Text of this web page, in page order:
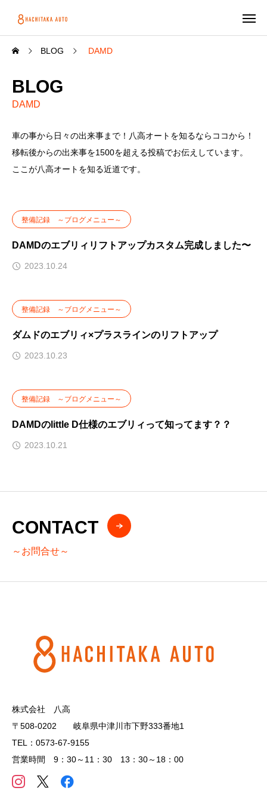
BLOG DAMD
BLOG
DAMD
車の事から日々の出来事まで！八高オートを知るならココから！
移転後からの出来事を1500を超える投稿でお伝えしています。
ここが八高オートを知る近道です。
整備記録 ～ブログメニュー～
DAMDのエブリィリフトアップカスタム完成しました〜
2023.10.24
整備記録 ～ブログメニュー～
ダムドのエブリィ×プラスラインのリフトアップ
2023.10.23
整備記録 ～ブログメニュー～
DAMDのlittle D仕様のエブリィって知ってます？？
2023.10.21
CONTACT
～お問合せ～
株式会社 八高
〒508-0202 岐阜県中津川市下野333番地1
TEL：0573-67-9155
営業時間 9：30～11：30 13：30～18：00